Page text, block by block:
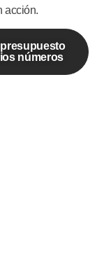
acción.
números